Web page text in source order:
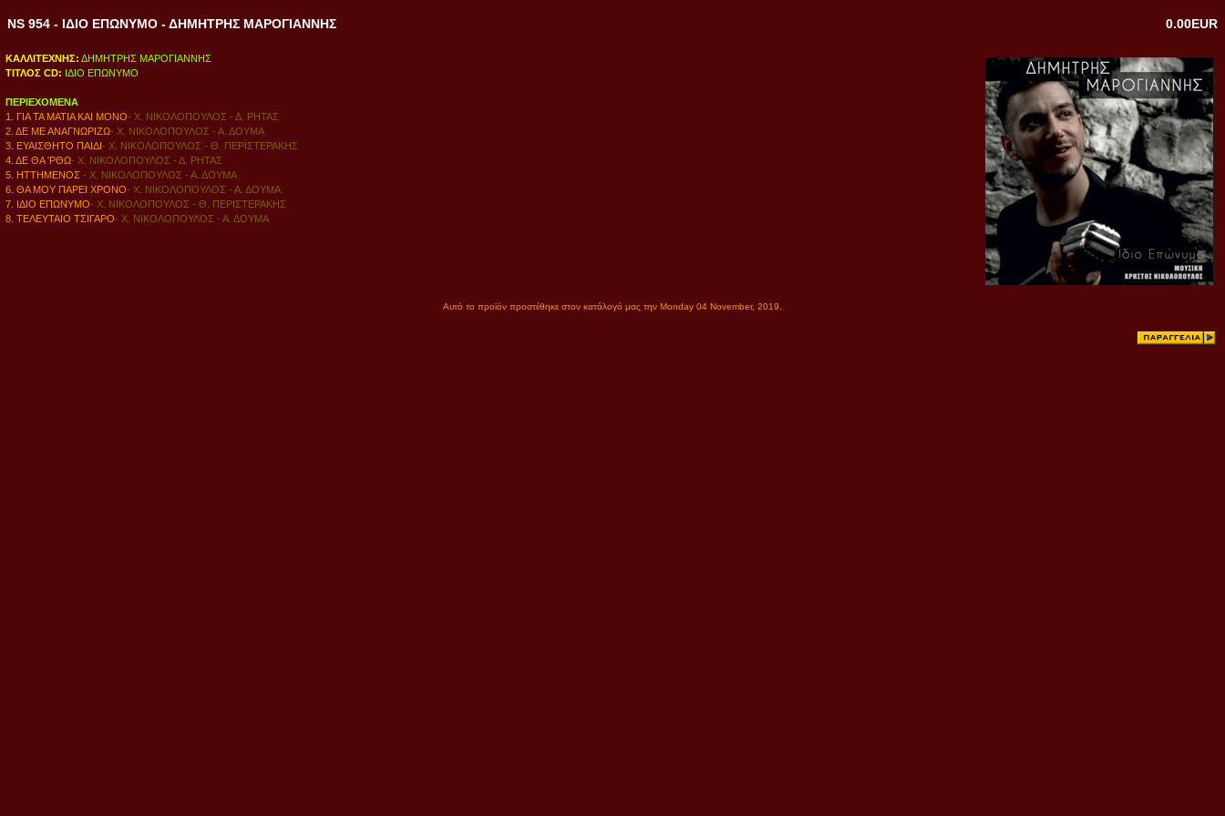
NS 954 - ΙΔΙΟ ΕΠΩΝΥΜΟ - ΔΗΜΗΤΡΗΣ ΜΑΡΟΓΙΑΝΝΗΣ 0.00EUR
ΚΑΛΛΙΤΕΧΝΗΣ: ΔΗΜΗΤΡΗΣ ΜΑΡΟΓΙΑΝΝΗΣ
ΤΙΤΛΟΣ CD: ΙΔΙΟ ΕΠΩΝΥΜΟ
ΠΕΡΙΕΧΟΜΕΝΑ
1. ΓΙΑ ΤΑ ΜΑΤΙΑ ΚΑΙ ΜΟΝΟ- Χ. ΝΙΚΟΛΟΠΟΥΛΟΣ - Δ. ΡΗΤΑΣ
2. ΔΕ ΜΕ ΑΝΑΓΝΩΡΙΖΩ- Χ. ΝΙΚΟΛΟΠΟΥΛΟΣ - Α. ΔΟΥΜΑ
3. ΕΥΑΙΣΘΗΤΟ ΠΑΙΔΙ- Χ. ΝΙΚΟΛΟΠΟΥΛΟΣ - Θ. ΠΕΡΙΣΤΕΡΑΚΗΣ
4. ΔΕ ΘΑ 'ΡΘΩ- Χ. ΝΙΚΟΛΟΠΟΥΛΟΣ - Δ. ΡΗΤΑΣ
5. ΗΤΤΗΜΕΝΟΣ - Χ. ΝΙΚΟΛΟΠΟΥΛΟΣ - Α. ΔΟΥΜΑ
6. ΘΑ ΜΟΥ ΠΑΡΕΙ ΧΡΟΝΟ- Χ. ΝΙΚΟΛΟΠΟΥΛΟΣ - Α. ΔΟΥΜΑ
7. ΙΔΙΟ ΕΠΩΝΥΜΟ- Χ. ΝΙΚΟΛΟΠΟΥΛΟΣ - Θ. ΠΕΡΙΣΤΕΡΑΚΗΣ
8. ΤΕΛΕΥΤΑΙΟ ΤΣΙΓΑΡΟ- Χ. ΝΙΚΟΛΟΠΟΥΛΟΣ - Α. ΔΟΥΜΑ
Αυτό το προϊόν προστέθηκε στον κατάλογό μας την Monday 04 November, 2019.